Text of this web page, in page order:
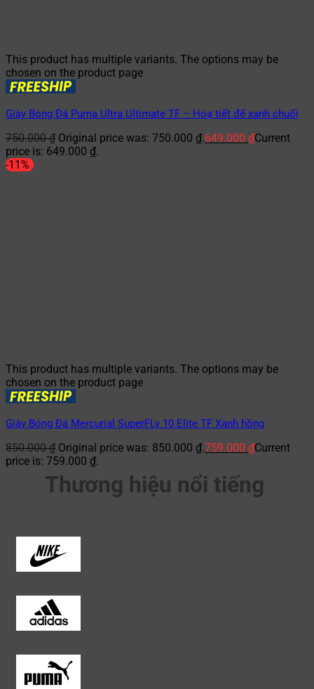
This product has multiple variants. The options may be
chosen on the product page
Giày Bóng Đá Puma Ultra Ultimate TF – Hoạ tiết đế xanh chuối
750.000₫ Original price was: 750.000 ₫.649.000 ₫Current
price is: 649.000 ₫.
-11%
This product has multiple variants. The options may be
chosen on the product page
Giày Bóng Đá Mercurial SuperFLy 10 Elite TF Xanh hồng
850.000₫ Original price was: 850.000 ₫.759.000 ₫Current
price is: 759.000 ₫.
Thương hiệu nổi tiếng